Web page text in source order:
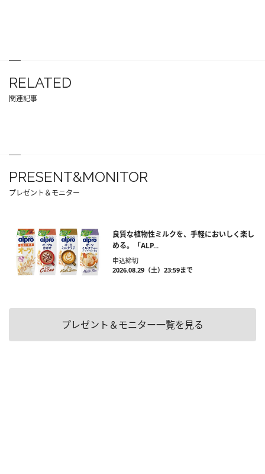
RELATED
関連記事
PRESENT&MONITOR
プレゼント＆モニター
良質な植物性ミルクを、手軽においしく楽し
める。「ALP...
申込締切
2026.08.29（土）23:59まで
プレゼント＆モニター一覧を見る